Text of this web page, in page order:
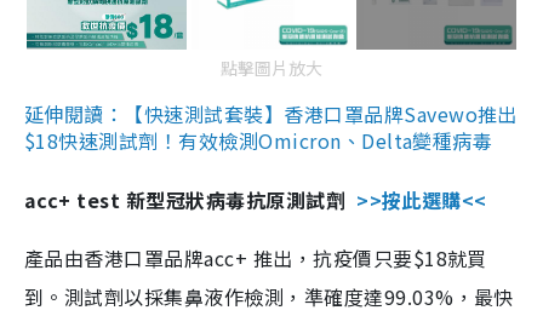
點擊圖片放大
延伸閱讀：【快速測試套裝】香港口罩品牌Savewo推出
$18快速測試劑！有效檢測Omicron、Delta變種病毒
acc+ test 新型冠狀病毒抗原測試劑 >>按此選購<<
產品由香港口罩品牌acc+ 推出，抗疫價只要$18就買
到。測試劑以採集鼻液作檢測，準確度達99.03%，最快